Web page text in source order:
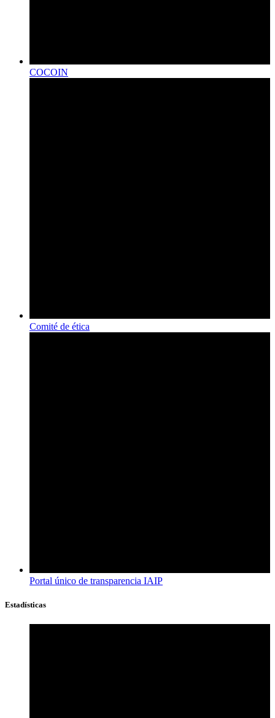
COCOIN
Comité de ética
Portal único de transparencia IAIP
Estadísticas